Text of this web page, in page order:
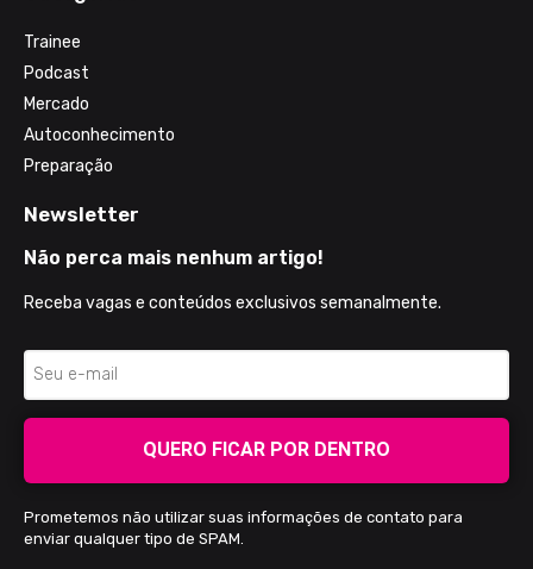
Trainee
Podcast
Mercado
Autoconhecimento
Preparação
Newsletter
Não perca mais nenhum artigo!
Receba vagas e conteúdos exclusivos semanalmente.
QUERO FICAR POR DENTRO
Prometemos não utilizar suas informações de contato para
enviar qualquer tipo de SPAM.